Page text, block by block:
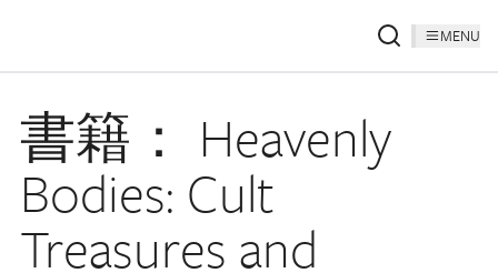
MENU
書籍： Heavenly
Bodies: Cult
Treasures and